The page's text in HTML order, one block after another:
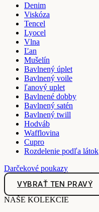
Denim
Viskóza
Tencel
Lyocel
Vlna
Ľan
Mušelín
Bavlnený úplet
Bavlnený voile
ľanový uplet
Bavlnené dobby
Bavlnený satén
Bavlnený twill
Hodváb
Wafflovina
Cupro
Rozdelenie podľa látok
Darčekové poukazy
VYBRAŤ TEN PRAVÝ
NAŠE KOLEKCIE